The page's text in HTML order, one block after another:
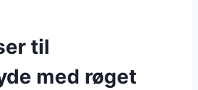
til
med røget